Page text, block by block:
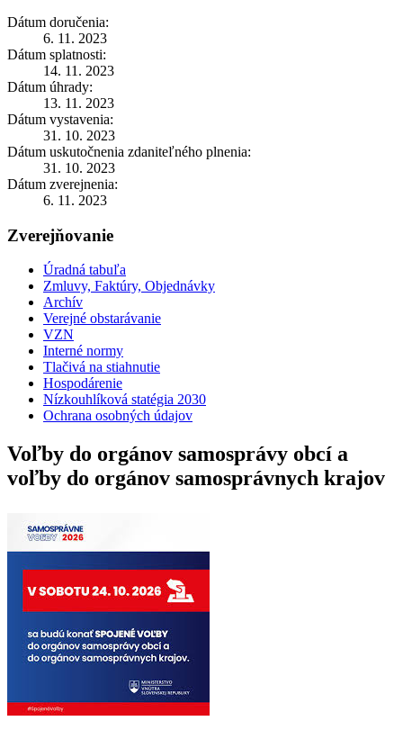
Dátum doručenia:
6. 11. 2023
Dátum splatnosti:
14. 11. 2023
Dátum úhrady:
13. 11. 2023
Dátum vystavenia:
31. 10. 2023
Dátum uskutočnenia zdaniteľného plnenia:
31. 10. 2023
Dátum zverejnenia:
6. 11. 2023
Zverejňovanie
Úradná tabuľa
Zmluvy, Faktúry, Objednávky
Archív
Verejné obstarávanie
VZN
Interné normy
Tlačivá na stiahnutie
Hospodárenie
Nízkouhlíková statégia 2030
Ochrana osobných údajov
Voľby do orgánov samosprávy obcí a
voľby do orgánov samosprávnych krajov